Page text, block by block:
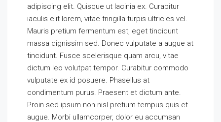
adipiscing elit. Quisque ut lacinia ex. Curabitur
iaculis elit lorem, vitae fringilla turpis ultricies vel.
Mauris pretium fermentum est, eget tincidunt
massa dignissim sed. Donec vulputate a augue at
tincidunt. Fusce scelerisque quam arcu, vitae
dictum leo volutpat tempor. Curabitur commodo
vulputate ex id posuere. Phasellus at
condimentum purus. Praesent et dictum ante.
Proin sed ipsum non nisl pretium tempus quis et
augue. Morbi ullamcorper, dolor eu accumsan